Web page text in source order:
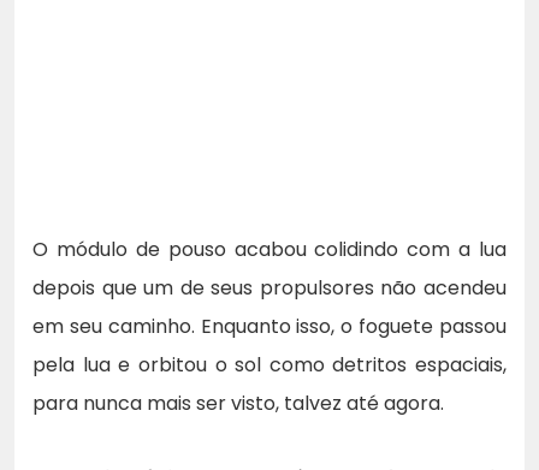
O módulo de pouso acabou colidindo com a lua
depois que um de seus propulsores não acendeu
em seu caminho. Enquanto isso, o foguete passou
pela lua e orbitou o sol como detritos espaciais,
para nunca mais ser visto, talvez até agora.